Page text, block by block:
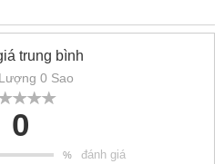
trung bình
0 Sao
0
% đánh giá